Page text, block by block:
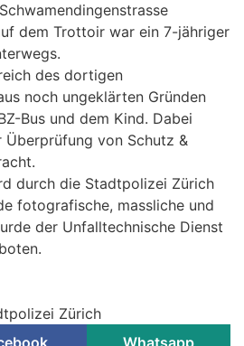
dem Trottoir war ein 7-jähriger
des dortigen
noch ungeklärten Gründen
Bus und dem Kind. Dabei
von Schutz &
durch die Stadtpolizei Zürich
fotografische, massliche und
der Unfalltechnische Dienst
Zürich